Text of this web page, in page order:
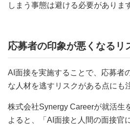
しまう事態は避ける必要がありま
応募者の印象が悪くなるリ
AI面接を実施することで、応募者
な人材を逃すリスクがある点にも
株式会社Synergy Careerが就活生
よると、「AI面接と人間の面接官